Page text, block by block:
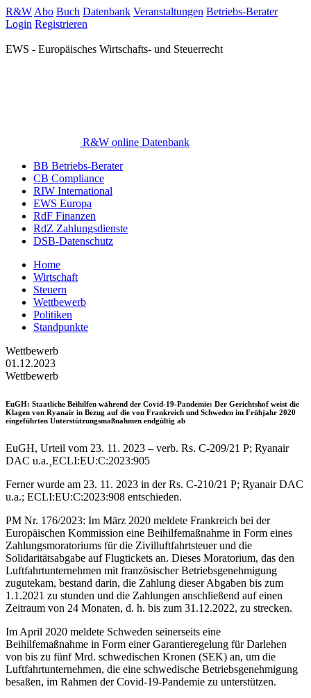
R&W Abo Buch Datenbank Veranstaltungen Betriebs-Berater
Login Registrieren
EWS - Europäisches Wirtschafts- und Steuerrecht
R&W online Datenbank
BB Betriebs-Berater
CB Compliance
RIW International
EWS Europa
RdF Finanzen
RdZ Zahlungsdienste
DSB-Datenschutz
Home
Wirtschaft
Steuern
Wettbewerb
Politiken
Standpunkte
Wettbewerb
01.12.2023
Wettbewerb
EuGH: Staatliche Beihilfen während der Covid-19-Pandemie: Der Gerichtshof weist die
Klagen von Ryanair in Bezug auf die von Frankreich und Schweden im Frühjahr 2020
eingeführten Unterstützungsmaßnahmen endgültig ab
EuGH, Urteil vom 23. 11. 2023 – verb. Rs. C-209/21 P; Ryanair
DAC u.a.¸ECLI:EU:C:2023:905
Ferner wurde am 23. 11. 2023 in der Rs. C-210/21 P; Ryanair DAC
u.a.; ECLI:EU:C:2023:908 entschieden.
PM Nr. 176/2023: Im März 2020 meldete Frankreich bei der
Europäischen Kommission eine Beihilfemaßnahme in Form eines
Zahlungsmoratoriums für die Zivilluftfahrtsteuer und die
Solidaritätsabgabe auf Flugtickets an. Dieses Moratorium, das den
Luftfahrtunternehmen mit französischer Betriebsgenehmigung
zugutekam, bestand darin, die Zahlung dieser Abgaben bis zum
1.1.2021 zu stunden und die Zahlungen anschließend auf einen
Zeitraum von 24 Monaten, d. h. bis zum 31.12.2022, zu strecken.
Im April 2020 meldete Schweden seinerseits eine
Beihilfemaßnahme in Form einer Garantieregelung für Darlehen
von bis zu fünf Mrd. schwedischen Kronen (SEK) an, um die
Luftfahrtunternehmen, die eine schwedische Betriebsgenehmigung
besaßen, im Rahmen der Covid-19-Pandemie zu unterstützen.